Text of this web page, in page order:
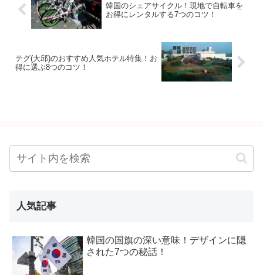
韓国のシェアサイクル！現地で自転車を
お得にレンタルする7つのコツ！
テグ(大邱)のおすすめ人気ホテル特集！お
得に選ぶ8つのコツ！
人気記事
韓国の国旗の深い意味！デザインに隠
された7つの秘話！